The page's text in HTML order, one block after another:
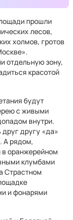
прошли
лесов,
холмов, гротов
отдельную зону,
красотой
будут
с живыми
внутри.
другу «да»
А рядом,
в оранжерейном
клумбами
Страстном
и фонарями